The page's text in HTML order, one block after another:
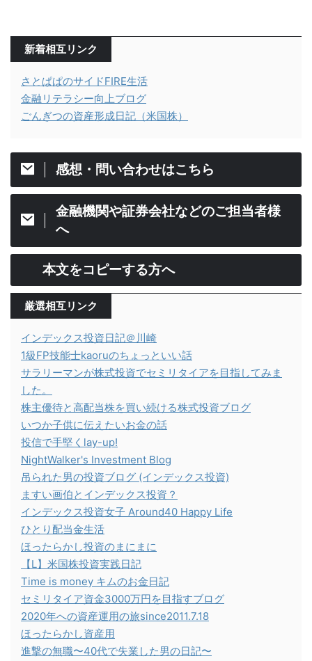
新着相互リンク
さとぱぱのサイドFIRE生活
金融リテラシー向上ブログ
ごんぎつの資産形成日記（米国株）
感想・問い合わせはこちら
金融機関や証券会社などのご担当者様
へ
本文をコピーする方へ
厳選相互リンク
インデックス投資日記＠川崎
1級FP技能士kaoruのちょっといい話
サラリーマンが株式投資でセミリタイアを目指してみま
した。
株主優待と高配当株を買い続ける株式投資ブログ
いつか子供に伝えたいお金の話
投信で手堅くlay-up!
NightWalker's Investment Blog
吊られた男の投資ブログ (インデックス投資)
ますい画伯とインデックス投資？
インデックス投資女子 Around40 Happy Life
ひとり配当金生活
ほったらかし投資のまにまに
【L】米国株投資実践日記
Time is money キムのお金日記
セミリタイア資金3000万円を目指すブログ
2020年への資産運用の旅since2011.7.18
ほったらかし資産用
進撃の無職〜40代で失業した男の日記〜